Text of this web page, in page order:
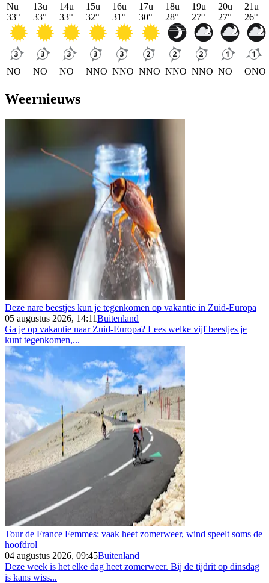
Nu
33°
NO
13u
33°
NO
14u
33°
NO
15u
32°
NNO
16u
31°
NNO
17u
30°
NNO
18u
28°
NNO
19u
27°
NNO
20u
27°
NO
21u
26°
ONO
Weernieuws
Deze nare beestjes kun je tegenkomen op vakantie in Zuid-Europa
05 augustus 2026, 14:11Buitenland
Ga je op vakantie naar Zuid-Europa? Lees welke vijf beestjes je
kunt tegenkomen,...
Tour de France Femmes: vaak heet zomerweer, wind speelt soms de
hoofdrol
04 augustus 2026, 09:45Buitenland
Deze week is het elke dag heet zomerweer. Bij de tijdrit op dinsdag
is kans wiss...